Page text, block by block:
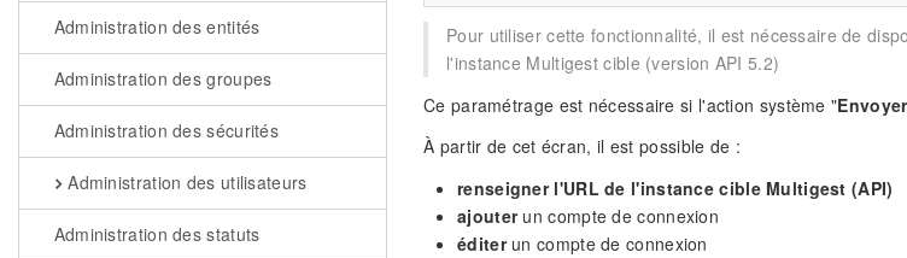
Administration des entités
Administration des groupes
Administration des sécurités
Administration des utilisateurs
Administration des statuts
Pour utiliser cette fonctionnalité, il est nécessaire de
l'instance Multigest cible (version API 5.2)
Ce paramétrage est nécessaire si l'action système "
À partir de cet écran, il est possible de :
renseigner l'URL de l'instance cible Multigest (API)
ajouterun compte de connexion
éditerun compte de connexion